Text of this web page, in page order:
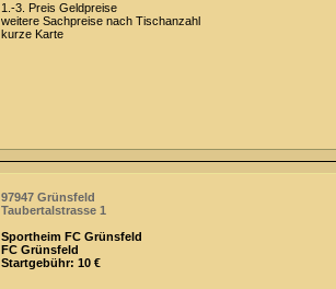
1.-3. Preis Geldpreise
weitere Sachpreise nach Tischanzahl
kurze Karte
97947 Grünsfeld
Taubertalstrasse 1
Sportheim FC Grünsfeld
FC Grünsfeld
Startgebühr: 10 €